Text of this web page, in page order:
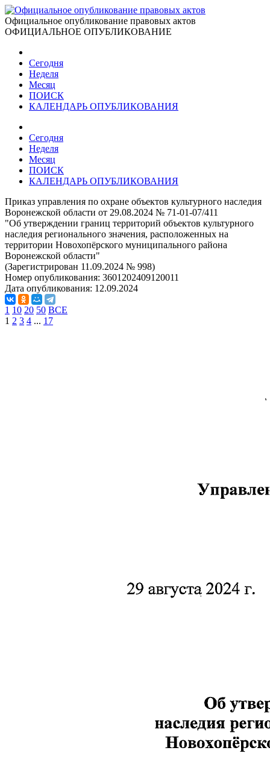
Официальное опубликование правовых актов
ОФИЦИАЛЬНОЕ ОПУБЛИКОВАНИЕ
Сегодня
Неделя
Месяц
ПОИСК
КАЛЕНДАРЬ ОПУБЛИКОВАНИЯ
Сегодня
Неделя
Месяц
ПОИСК
КАЛЕНДАРЬ ОПУБЛИКОВАНИЯ
Приказ управления по охране объектов культурного наследия
Воронежской области от 29.08.2024 № 71-01-07/411
"Об утверждении границ территорий объектов культурного
наследия регионального значения, расположенных на
территории Новохопёрского муниципального района
Воронежской области"
(Зарегистрирован 11.09.2024 № 998)
Номер опубликования: 3601202409120011
Дата опубликования: 12.09.2024
1 10 20 50 ВСЕ
1 2 3 4 ... 17